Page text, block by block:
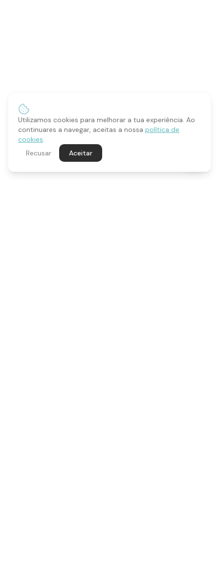
Utilizamos cookies para melhorar a tua experiência. Ao
continuares a navegar, aceitas a nossa política de
cookies.
Recusar
Aceitar